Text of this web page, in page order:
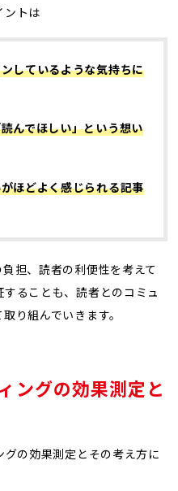
ントは
しているような気持ちに
んでほしい」という想い
ほどよく感じられる記事
担、読者の利便性を考えて
ることも、読者とのコミュ
り組んでいきます。
ングの効果測定と
の効果測定とその考え方に